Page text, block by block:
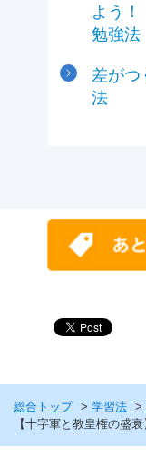
よう
勉強法
差が
法
総合トップ 学習法
【十字軍と教皇権の盛